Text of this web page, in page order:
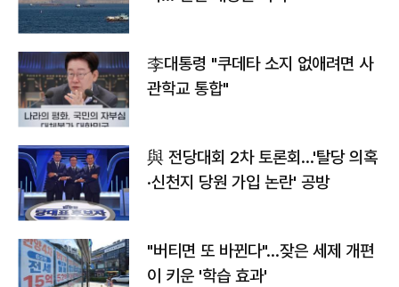
李대통령 "쿠데타 소지 없애려면 사
관학교 통합"
與 전당대회 2차 토론회…'탈당 의혹
·신천지 당원 가입 논란' 공방
"버티면 또 바뀐다"…잦은 세제 개편
이 키운 '학습 효과'